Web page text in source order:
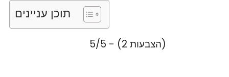
дела за
отсутствием вины
в 2026 году
תוכן עניינים
5/5 - (2 הצבעות)